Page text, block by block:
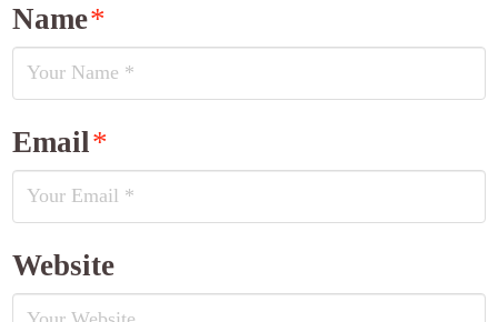
Name*
Email*
Website